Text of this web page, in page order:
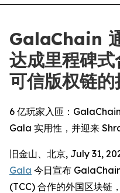
GalaChain
达成里程碑
可信版权链
6 亿玩家入匝：
Gala 实用性，并迎来
旧金山、北京, July 31,
Gala 今日宣布
(TCC) 合作的外国区块链